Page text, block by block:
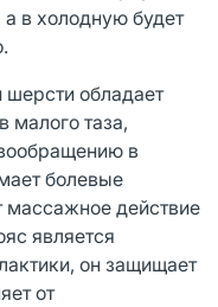
а в холодную будет
обладает
малого таза,
в
болевые
действие
является
он защищает
от